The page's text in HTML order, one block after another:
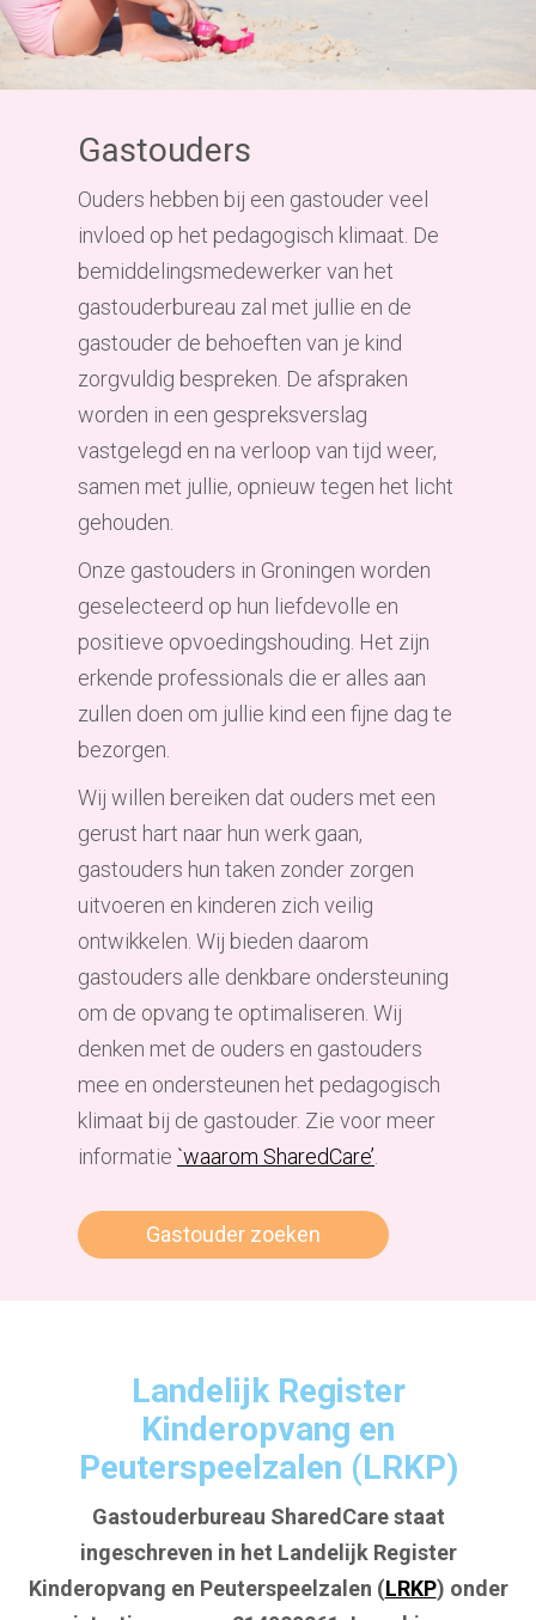
Gastouders
Ouders hebben bij een gastouderveel
invloed op het pedagogisch klimaat. De
bemiddelingsmedewerker van het
gastouderbureau zal met jullie en de
gastouder de behoeften van je kind
zorgvuldig bespreken. De afspraken
worden in een gespreksverslag
vastgelegd en na verloop van tijd weer,
samen met jullie, opnieuw tegen het licht
gehouden.
Onze gastouders in Groningen worden
geselecteerd op hun liefdevolle en
positieve opvoedingshouding. Het zijn
erkende professionals die er alles aan
zullen doen om jullie kind een fijne dag te
bezorgen.
Wij willen bereiken dat ouders met een
gerust hart naar hun werk gaan,
gastouders hun taken zonder zorgen
uitvoeren en kinderen zich veilig
ontwikkelen. Wij bieden daarom
gastouders alle denkbare ondersteuning
om de opvang te optimaliseren. Wij
denken met de ouders en gastouders
mee en ondersteunen het pedagogisch
klimaat bij de gastouder. Zie voor meer
informatie `waarom SharedCare’
Gastouder zoeken
Landelijk Register
Kinderopvang en
Peuterspeelzalen (LRKP)
Gastouderbureau SharedCare staat
ingeschreven in het Landelijk Register
Kinderopvang en Peuterspeelzalen (LRKP) onder